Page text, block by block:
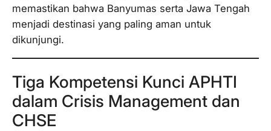
memastikan bahwa Banyumas serta Jawa Tengah
menjadi destinasi yang paling aman untuk
dikunjungi.
Tiga Kompetensi Kunci APHTI
dalam Crisis Management dan
CHSE